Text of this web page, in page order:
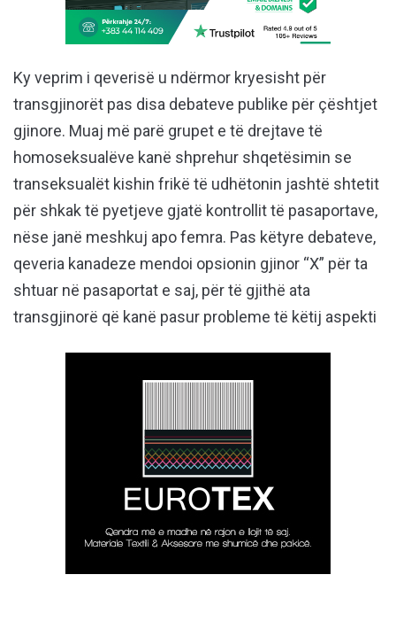
Ky veprim i qeverisë u ndërmor kryesisht për
transgjinorët pas disa debateve publike për çështjet
gjinore. Muaj më parë grupet e të drejtave të
homoseksualëve kanë shprehur shqetësimin se
transeksualët kishin frikë të udhëtonin jashtë shtetit
për shkak të pyetjeve gjatë kontrollit të pasaportave,
nëse janë meshkuj apo femra. Pas këtyre debateve,
qeveria kanadeze mendoi opsionin gjinor “X” për ta
shtuar në pasaportat e saj, për të gjithë ata
transgjinorë që kanë pasur probleme të këtij aspekti